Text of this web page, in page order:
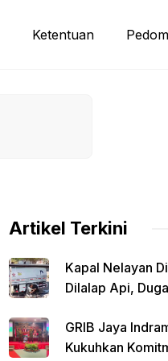
Ketentuan
Artikel Terkini
Kapal Nelayan
Dilalap Api,
Solar Dari Mobil
GRIB Jaya
Kukuhkan